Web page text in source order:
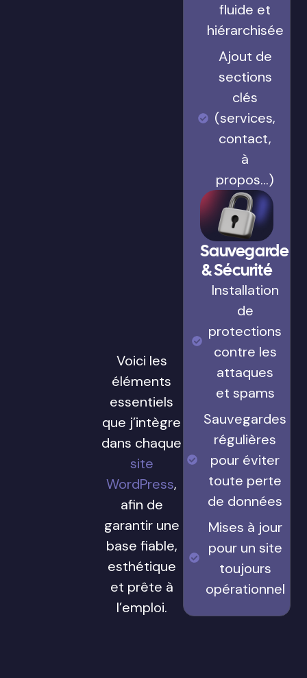
Voici les
éléments
essentiels
que j’intègre
dans chaque
site
WordPress,
afin de
garantir une
base fiable,
esthétique
et prête à
l’emploi.
fluide et
hiérarchisée
Ajout de
sections
clés
(services,
contact,
à
propos…)
Sauvegarde
& Sécurité
Installation
de
protections
contre les
attaques
et spams
Sauvegardes
régulières
pour éviter
toute perte
de données
Mises à jour
pour un site
toujours
opérationnel